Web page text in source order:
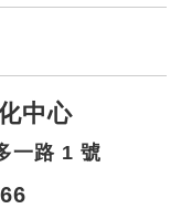
中心
一路 1 號